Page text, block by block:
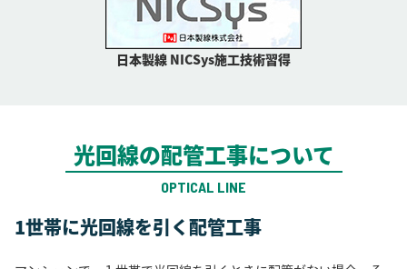
日本製線 NICSys施工技術習得
光回線の配管工事について
OPTICAL LINE
1世帯に光回線を引く配管工事